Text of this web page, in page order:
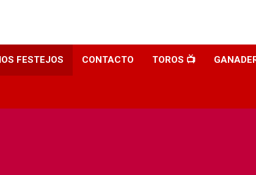
FESTEJOS CONTACTO TOROS 📺